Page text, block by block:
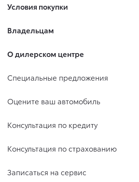
Условия покупки
Владельцам
О дилерском центре
Специальные предложения
Оцените ваш автомобиль
Консультация по кредиту
Консультация по страхованию
Записаться на сервис